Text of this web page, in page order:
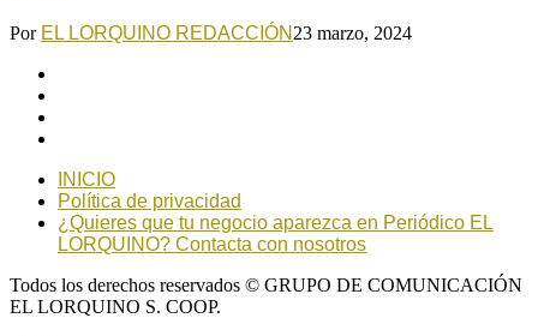
Por EL LORQUINO REDACCIÓN 23 marzo, 2024
INICIO
Política de privacidad
¿Quieres que tu negocio aparezca en Periódico EL
LORQUINO? Contacta con nosotros
Todos los derechos reservados © GRUPO DE COMUNICACIÓN
EL LORQUINO S. COOP.